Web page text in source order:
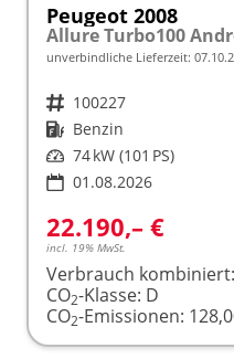
Peugeot 2008
unverbindliche Lieferzeit:
Fahrzeugnr. 100227
Kraftstoff Benzin
Leistung 74 kW (101 PS)
01.08.2026
22.190,– €
incl. 19% MwSt.
Verbrauch kombiniert:
CO2-Klasse: D
CO2-Emissionen: